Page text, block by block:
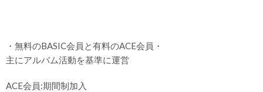
・無料のBASIC会員と有料のACE会員・
主にアルバム活動を基準に運営
ACE会員:期間制加入